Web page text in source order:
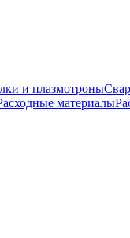
и плазмотроны
материалы